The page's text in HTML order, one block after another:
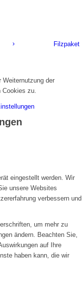
Filzpaket
Weiternutzung der
Cookies zu.
eingestellt werden. Wir
unsere Websites
verbessern und
um mehr zu
ändern. Beachten Sie,
auf Ihre
haben kann, die wir